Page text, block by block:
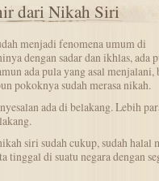
dari Nikah Siri
menjadi fenomena umum di
dengan sadar dan ikhlas, ada
ada pula yang asal menjalani,
pokoknya sudah merasa nikah.
ada di belakang. Lebih
siri sudah cukup, sudah halal
tinggal di suatu negara dengan